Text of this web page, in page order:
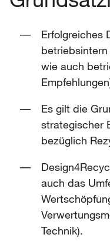
Erfolgreiches
wie auch
Es gilt die
strategischer
bezüglich
auch das
Technik).